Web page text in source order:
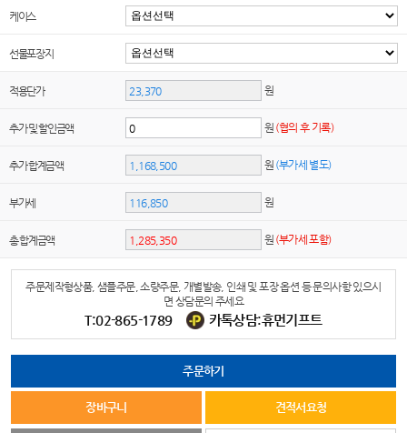
케이스
선물포장지
적용단가 원
추가 및 할인금액 원 (협의 후 기록)
추가 합계금액 원 (부가세 별도)
부가세 원
총 합계금액 원 (부가세 포함)
주문제작형상품, 샘플주문, 소량주문, 개별발송, 인쇄 및 포장 옵션 등 문의사항 있으시
면 상담문의 주세요
T:02-865-1789 카톡상담:휴먼기프트
주문하기
장바구니 견적서요청